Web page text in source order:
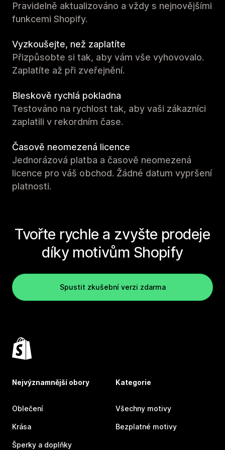
Pravidelně aktualizováno a vždy s nejnovějšími
funkcemi Shopify.
Vyzkoušejte, než zaplatíte
Přizpůsobte si tak, aby vám vše vyhovovalo.
Zaplatíte až při zveřejnění.
Bleskově rychlá pokladna
Testováno na rychlost tak, aby vaši zákazníci
zaplatili v rekordním čase.
Časově neomezená licence
Jednorázová platba a časově neomezená
licence pro váš obchod. Žádné datum vypršení
platnosti.
Tvořte rychle a zvyšte prodeje
díky motivům Shopify
Spustit zkušební verzi zdarma
Nejvýznamnější obory
Oblečení
Krása
Šperky a doplňky
Kategorie
Všechny motivy
Bezplatné motivy